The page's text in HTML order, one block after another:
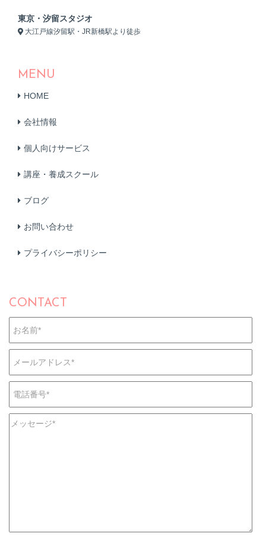
東京・汐留スタジオ
大江戸線汐留駅・JR新橋駅より徒歩
MENU
HOME
会社情報
個人向けサービス
講座・養成スクール
ブログ
お問い合わせ
プライバシーポリシー
CONTACT